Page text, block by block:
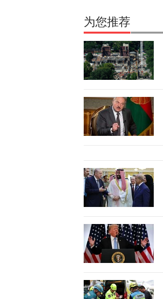
为您推荐